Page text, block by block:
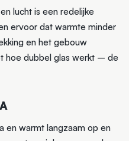
lucht is een redelijke
ervoor dat warmte minder
en het gebouw
hoe dubbel glas werkt – de
en warmt langzaam op en